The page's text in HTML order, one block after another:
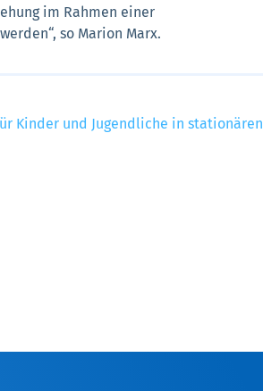
im Rahmen einer
so Marion Marx.
Kinder und Jugendliche in stationären